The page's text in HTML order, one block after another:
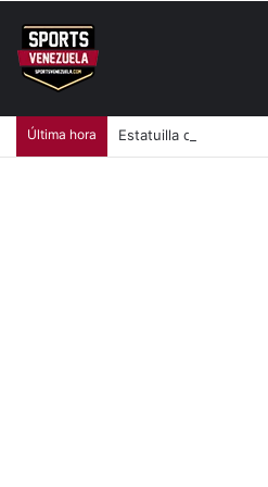
Última hora Estatuilla del Premio